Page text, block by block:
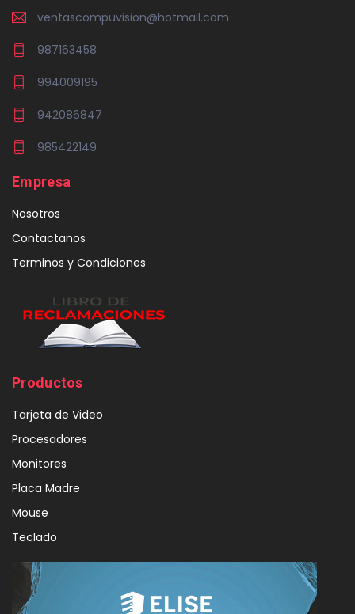
ventascompuvision@hotmail.com
987163458
994009195
942086847
985422149
Empresa
Nosotros
Contactanos
Terminos y Condiciones
Productos
Tarjeta de Video
Procesadores
Monitores
Placa Madre
Mouse
Teclado